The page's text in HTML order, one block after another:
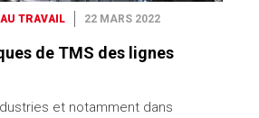
TRAVAIL 22 MARS 2022
de TMS des lignes
et notamment dans